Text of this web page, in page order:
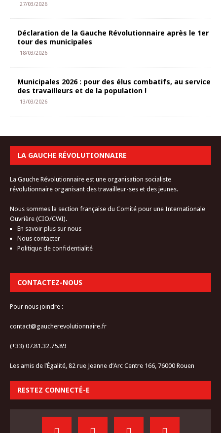
27/03/2026
Déclaration de la Gauche Révolutionnaire après le 1er
tour des municipales
18/03/2026
Municipales 2026 : pour des élus combatifs, au service
des travailleurs et de la population !
13/03/2026
LA GAUCHE RÉVOLUTIONNAIRE
La Gauche Révolutionnaire est une organisation socialiste
révolutionnaire organisant des travailleur-ses et des jeunes.
Nous sommes la section française du Comité pour une Internationale
Ouvrière (CIO/CWI).
En savoir plus sur nous
Nous contacter
Politique de confidentialité
CONTACTEZ-NOUS
Pour nous joindre :
contact@gaucherevolutionnaire.fr
(+33) 07.81.32.75.89
Les amis de l’Égalité, 82 rue Jeanne d’Arc Centre 166, 76000 Rouen
RESTEZ CONNECTÉ-E